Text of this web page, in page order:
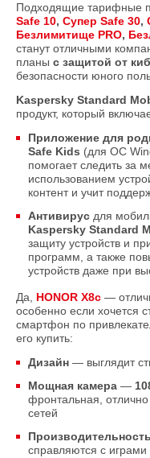
Подходящие тарифные
Safe 10, Супер Safe 30,
Безлимитище PRO,
станут отличными
планы с защитой от
безопасности юного
Kaspersky Standard
продукт, который
Приложение для
Safe Kids (для ОС
помогает следить за
использованием
контент и учит
Антивирус для
Kaspersky Standard
защиту устройств и
программ, а также
устройств даже при
Да, HONOR X8c —
особенно если хочется
смартфон по
его купить:
Дизайн — выглядит
Мощная камера —
фронтальная,
сетей
Производительность
справляются с